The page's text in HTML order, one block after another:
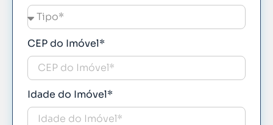
CEP do Imóvel*
Idade do Imóvel*